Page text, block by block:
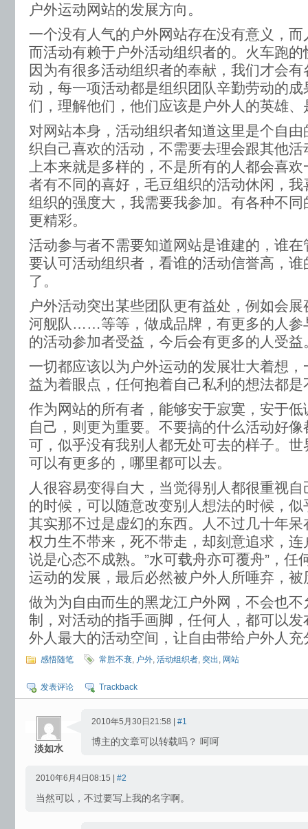
户外运动网站的发展方向。
一个没有人气的户外网站存在没有意义，
而活动有赖于户外活动组织者的。火车跑
因为有很多活动组织者的奉献，我们才会
动，每一项活动都是组织团队辛勤劳动的
们，理解他们，他们应该是户外人的英雄
对网站本身，活动组织者知道这里是个自
织自己喜欢的活动，不需要去理会跟其他
上本来就是多样的，不是所有的人都会喜
者有不同的喜好，毛豆组织的活动休闲，
组织的强度大，我需要我参加。有各种不
更精彩。
活动参与者不需要知道网站是谁建的，谁
要认可活动组织者，看谁的活动信誉高，
了。
户外活动突出某些团队更有益处，例如会
河舰队……等等，做成品牌，有更多的人参
的活动参加者受益，今后会有更多的人受益
一切都应该以为户外运动的发展壮大着想
益为着眼点，任何抱着自己私利的想法都是
作为网站的所有者，能够安于寂寞，安于
自己，则更为重要。不要搞的什么活动好
可，似乎没有我别人都无处可去的样子。
可以有更多的，哪里都可以去。
人很容易变得自大，当觉得别人都很重视
的时候，可以随意改变别人想法的时候，
其实那不过是虚幻的东西。人不过几十年
权力生不带来，死不带走，却刻意追求，
说是心态不成熟。”水可载舟亦可覆舟”，任
运动的发展，最后必然被户外人所唾弃，被
做为为自由而生的黑龙江户外网，不会也
制，对活动的指手画脚，任何人，都可以
外人最大的活动空间，让自由带给户外人充
感悟随笔 常胜不衰, 户外, 活动组织者, 突出 , 网站
发表评论 Trackback
淡如水
2010年5月30日21:58 | #1
博主的文章可以转载吗？ 呵呵
2010年6月4日08:15 | #2
当然可以，不过要写上我的名字啊。